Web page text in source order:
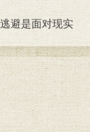
避是面对现实